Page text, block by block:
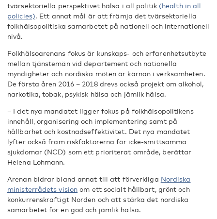
tvärsektoriella perspektivet hälsa i all politik (health in all
policies). Ett annat mål är att främja det tvärsektoriella
folkhälsopolitiska samarbetet på nationell och internationell
nivå.
Folkhälsoarenans fokus är kunskaps- och erfarenhetsutbyte
mellan tjänstemän vid departement och nationella
myndigheter och nordiska möten är kärnan i verksamheten.
De första åren 2016 – 2018 drevs också projekt om alkohol,
narkotika, tobak, psykisk hälsa och jämlik hälsa.
– I det nya mandatet ligger fokus på folkhälsopolitikens
innehåll, organisering och implementering samt på
hållbarhet och kostnadseffektivitet. Det nya mandatet
lyfter också fram riskfaktorerna för icke-smittsamma
sjukdomar (NCD) som ett prioriterat område, berättar
Helena Lohmann.
Arenan bidrar bland annat till att förverkliga Nordiska
ministerrådets vision om ett socialt hållbart, grönt och
konkurrenskraftigt Norden och att stärka det nordiska
samarbetet för en god och jämlik hälsa.